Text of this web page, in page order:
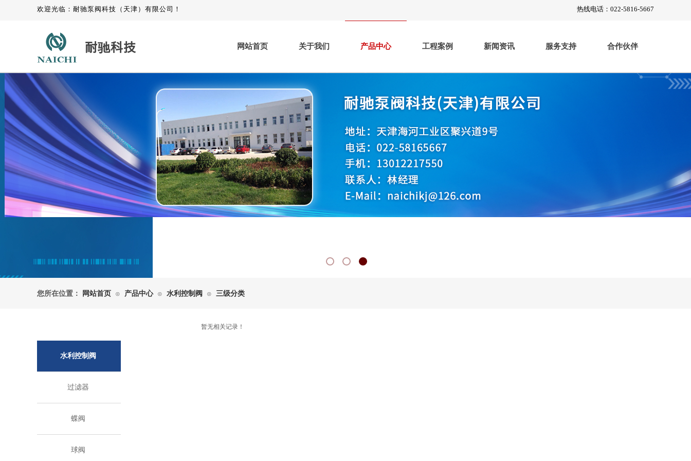
热线电话：022-5816-5667
欢迎光临：耐驰泵阀科技（天津）有限公司！
耐驰科技 网站首页 关于我们 产品中心 工程案例 新闻资讯 服务支持 合作伙伴
网站首页 ⊙ 产品中心 ⊙ 水利控制阀 ⊙ 三级分类
您所在位置：
暂无相关记录！
水利控制阀
过滤器
蝶阀
球阀